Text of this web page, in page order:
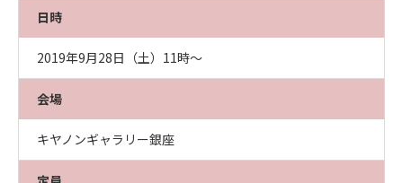
日時
2019年9月28日（土）11時～
会場
キヤノンギャラリー銀座